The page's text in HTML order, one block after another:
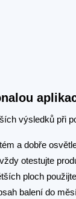
výsledků při
a dobře
otestujte
ploch
balení do